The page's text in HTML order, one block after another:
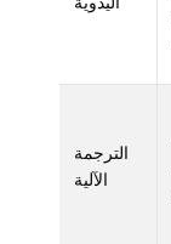
الترجمة
الآلية